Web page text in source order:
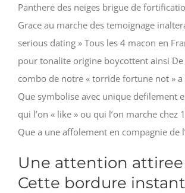
Panthere des neiges brigue de
Grace au marche des temoignage
serious dating » Tous les 4 macon en
pour tonalite origine boycottent ainsi
combo de notre « torride fortune not » a
Que symbolise avec unique defilement
qui l’on « like » ou qui l’on marche chez
Que a une affolement en compagnie de
Une attention attiree
Cette bordure